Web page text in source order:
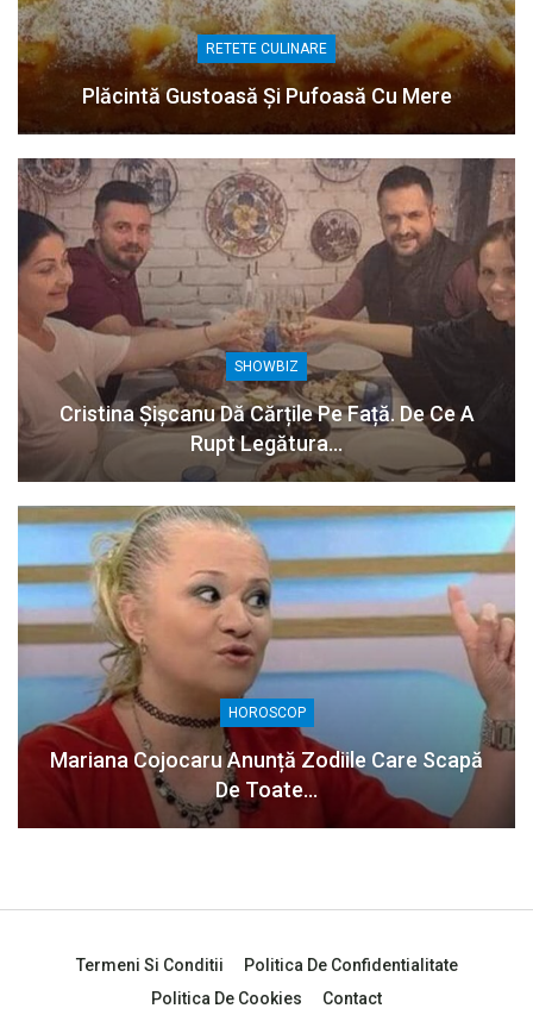
RETETE CULINARE
Plăcintă Gustoasă Și Pufoasă Cu Mere
SHOWBIZ
Cristina Șișcanu Dă Cărțile Pe Față. De Ce A
Rupt Legătura…
HOROSCOP
Mariana Cojocaru Anunță Zodiile Care Scapă
De Toate…
Termeni Si Conditii
Politica De Confidentialitate
Politica De Cookies
Contact